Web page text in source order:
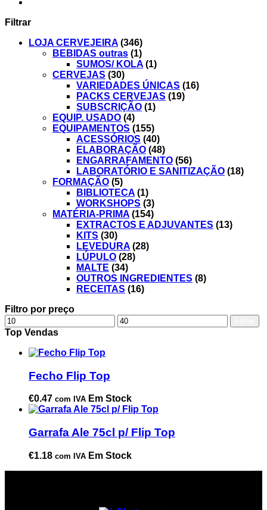
Filtrar
LOJA CERVEJEIRA (346)
BEBIDAS outras (1)
SUMOS/ KOLA (1)
CERVEJAS (30)
VARIEDADES ÚNICAS (16)
PACKS CERVEJAS (19)
SUBSCRIÇÃO (1)
EQUIP. USADO (4)
EQUIPAMENTOS (155)
ACESSÓRIOS (40)
ELABORAÇÃO (48)
ENGARRAFAMENTO (56)
LABORATÓRIO E SANITIZAÇÃO (18)
FORMAÇÃO (5)
BIBLIOTECA (1)
WORKSHOPS (3)
MATÉRIA-PRIMA (154)
EXTRACTOS E ADJUVANTES (13)
KITS (30)
LEVEDURA (28)
LÚPULO (28)
MALTE (34)
OUTROS INGREDIENTES (8)
RECEITAS (16)
Filtro por preço
Top Vendas
Fecho Flip Top
€0.47 com IVA Em Stock
Garrafa Ale 75cl p/ Flip Top
€1.18 com IVA Em Stock